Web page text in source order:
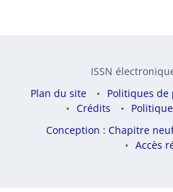
ISSN
Plan du site
Politiques
Crédits
Conception : Chapitre
Accès